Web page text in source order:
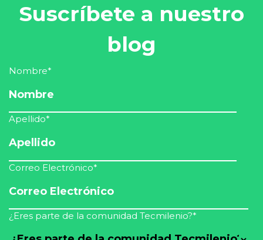
Suscríbete a nuestro
blog
Nombre*
Apellido*
Correo Electrónico*
¿Eres parte de la comunidad Tecmilenio?*